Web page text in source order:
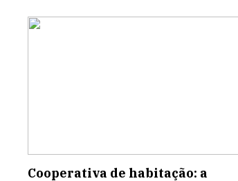
Cooperativa de habitação: a